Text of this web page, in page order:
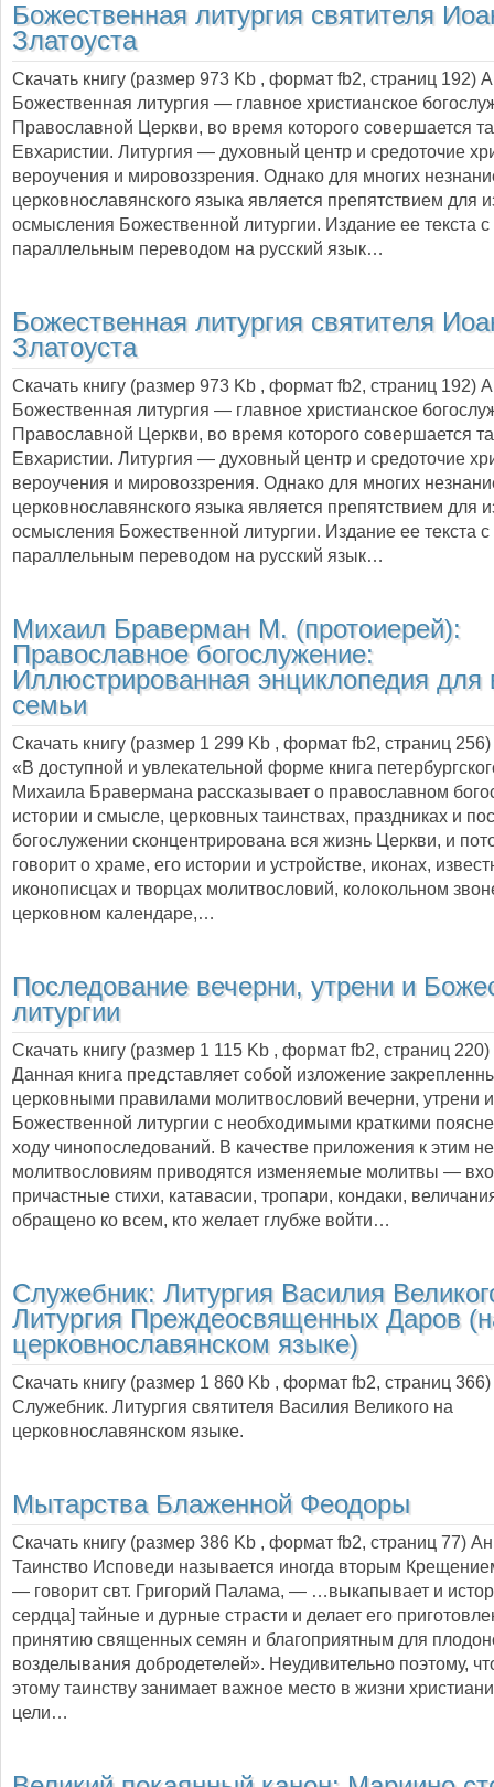
Божественная литургия святителя
Златоуста
Скачать книгу (размер 973 Kb , формат fb2, страниц 192)
Божественная литургия — главное христианское
Православной Церкви, во время которого совершается
Евхаристии. Литургия — духовный центр и средоточие
вероучения и мировоззрения. Однако для многих
церковнославянского языка является препятствием для
осмысления Божественной литургии. Издание ее текста с
параллельным переводом на русский язык…
Божественная литургия святителя
Златоуста
Скачать книгу (размер 973 Kb , формат fb2, страниц 192)
Божественная литургия — главное христианское
Православной Церкви, во время которого совершается
Евхаристии. Литургия — духовный центр и средоточие
вероучения и мировоззрения. Однако для многих
церковнославянского языка является препятствием для
осмысления Божественной литургии. Издание ее текста с
параллельным переводом на русский язык…
Михаил Браверман М. (протоиерей):
Православное богослужение:
Иллюстрированная энциклопедия для
семьи
Скачать книгу (размер 1 299 Kb , формат fb2, страниц 256
«В доступной и увлекательной форме книга
Михаила Бравермана рассказывает о православном
истории и смысле, церковных таинствах, праздниках и
богослужении сконцентрирована вся жизнь Церкви, и
говорит о храме, его истории и устройстве, иконах,
иконописцах и творцах молитвословий, колокольном
церковном календаре,…
Последование вечерни, утрени и
литургии
Скачать книгу (размер 1 115 Kb , формат fb2, страниц 220)
Данная книга представляет собой изложение
церковными правилами молитвословий вечерни, утрени и
Божественной литургии с необходимыми краткими
ходу чинопоследований. В качестве приложения к этим
молитвословиям приводятся изменяемые молитвы —
причастные стихи, катавасии, тропари, кондаки,
обращено ко всем, кто желает глубже войти…
Служебник: Литургия Василия
Литургия Преждеосвященных Даров
церковнославянском языке)
Скачать книгу (размер 1 860 Kb , формат fb2, страниц 366
Служебник. Литургия святителя Василия Великого на
церковнославянском языке.
Мытарства Блаженной Феодоры
Скачать книгу (размер 386 Kb , формат fb2, страниц 77)
Таинство Исповеди называется иногда вторым
— говорит свт. Григорий Палама, — …выкапывает и
сердца] тайные и дурные страсти и делает его
принятию священных семян и благоприятным для
возделывания добродетелей». Неудивительно поэтому,
этому таинству занимает важное место в жизни
цели…